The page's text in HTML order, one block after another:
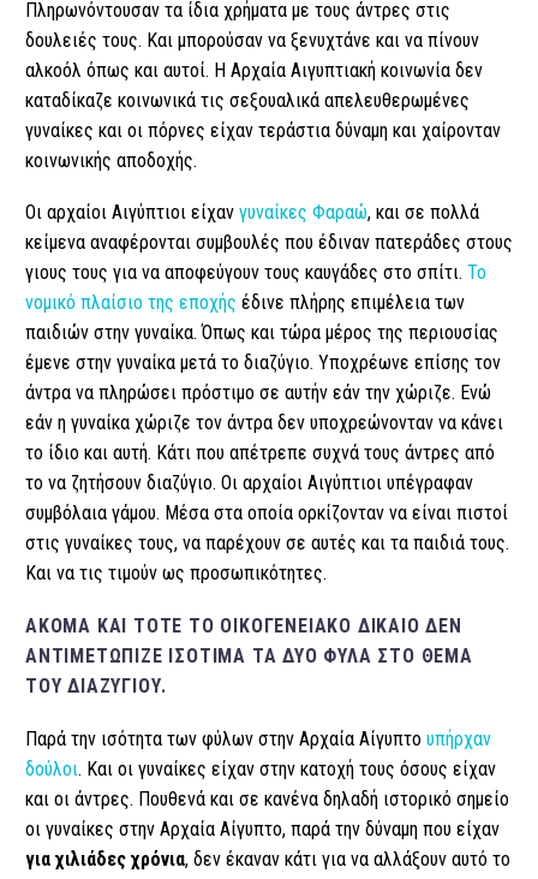
Πληρωνόντουσαν τα ίδια χρήματα με τους άντρες στις
δουλειές τους. Και μπορούσαν να ξενυχτάνε και να πίνουν
αλκοόλ όπως και αυτοί. Η Αρχαία Αιγυπτιακή κοινωνία δεν
καταδίκαζε κοινωνικά τις σεξουαλικά απελευθερωμένες
γυναίκες και οι πόρνες είχαν τεράστια δύναμη και χαίρονταν
κοινωνικής αποδοχής.
Οι αρχαίοι Αιγύπτιοι είχαν γυναίκες Φαραώ, και σε πολλά
κείμενα αναφέρονται συμβουλές που έδιναν πατεράδες στους
γιους τους για να αποφεύγουν τους καυγάδες στο σπίτι. Το
νομικό πλαίσιο της εποχής έδινε πλήρης επιμέλεια των
παιδιών στην γυναίκα.Όπως και τώρα μέρος της περιουσίας
έμενε στην γυναίκα μετά το διαζύγιο. Υποχρέωνε επίσης τον
άντρα να πληρώσει πρόστιμο σε αυτήν εάν την χώριζε. Ενώ
εάν η γυναίκα χώριζε τον άντρα δεν υποχρεώνονταν να κάνει
το ίδιο και αυτή. Κάτι που απέτρεπε συχνά τους άντρες από
το να ζητήσουν διαζύγιο. Οι αρχαίοι Αιγύπτιοι υπέγραφαν
συμβόλαια γάμου. Μέσα στα οποία ορκίζονταν να είναι πιστοί
στις γυναίκες τους, να παρέχουν σε αυτές και τα παιδιά τους.
Και να τις τιμούν ως προσωπικότητες.
ΑΚΌΜΑ ΚΑΙ ΤΌΤΕ ΤΟ ΟΙΚΟΓΕΝΕΙΑΚΌ ΔΊΚΑΙΟ ΔΕΝ
ΑΝΤΙΜΕΤΏΠΙΖΕ ΙΣΌΤΙΜΑ ΤΑ ΔΥΟ ΦΎΛΑ ΣΤΟ ΘΈΜΑ
ΤΟΥ ΔΙΑΖΥΓΊΟΥ.
Παρά την ισότητα των φύλων στην Αρχαία Αίγυπτο υπήρχαν
δούλοι. Και οι γυναίκες είχαν στην κατοχή τους όσους είχαν
και οι άντρες. Πουθενά και σε κανένα δηλαδή ιστορικό σημείο
οι γυναίκες στην Αρχαία Αίγυπτο, παρά την δύναμη που είχαν
για χιλιάδες χρόνια, δεν έκαναν κάτι για να αλλάξουν αυτό το